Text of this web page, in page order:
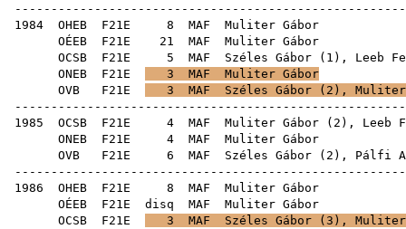
1984 OHEB F21E 8 MAF
OÉEB F21E 21 MAF
OCSB F21E 5 MAF Széles Gábor ( 1 ), Leeb
ONEB F21E 3 MAF Muliter Gábor
OVB F21E 3 MAF Széles Gábor ( 2 ), Muliter
1985 OCSB F21E 4 MAF Muliter Gábor ( 2 ), Leeb
ONEB F21E 4 MAF
OVB F21E 6 MAF Széles Gábor ( 2 ), Pálfi
1986 OHEB F21E 8 MAF
OÉEB F21E disq MAF
OCSB F21E 3 MAF Széles Gábor ( 3 ), Muliter